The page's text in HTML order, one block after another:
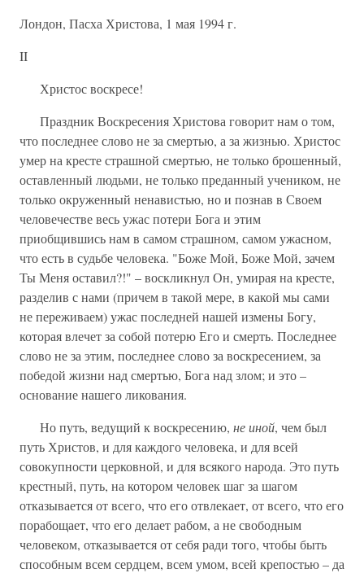
Лондон, Пасха Христова, 1 мая 1994 г.
II
Христос воскресе!
Праздник Воскресения Христова говорит нам о том,
что последнее слово не за смертью, а за жизнью. Христос
умер на кресте страшной смертью, не только брошенный,
оставленный людьми, не только преданный учеником, не
только окруженный ненавистью, но и познав в Своем
человечестве весь ужас потери Бога и этим
приобщившись нам в самом страшном, самом ужасном,
что есть в судьбе человека. "Боже Мой, Боже Мой, зачем
Ты Меня оставил?!" – воскликнул Он, умирая на кресте,
разделив с нами (причем в такой мере, в какой мы сами
не переживаем) ужас последней нашей измены Богу,
которая влечет за собой потерю Его и смерть. Последнее
слово не за этим, последнее слово за воскресением, за
победой жизни над смертью, Бога над злом; и это –
основание нашего ликования.
Но путь, ведущий к воскресению, не иной, чем был
путь Христов, и для каждого человека, и для всей
совокупности церковной, и для всякого народа. Это путь
крестный, путь, на котором человек шаг за шагом
отказывается от всего, что его отвлекает, от всего, что его
порабощает, что его делает рабом, а не свободным
человеком, отказывается от себя ради того, чтобы быть
способным всем сердцем, всем умом, всей крепостью – да